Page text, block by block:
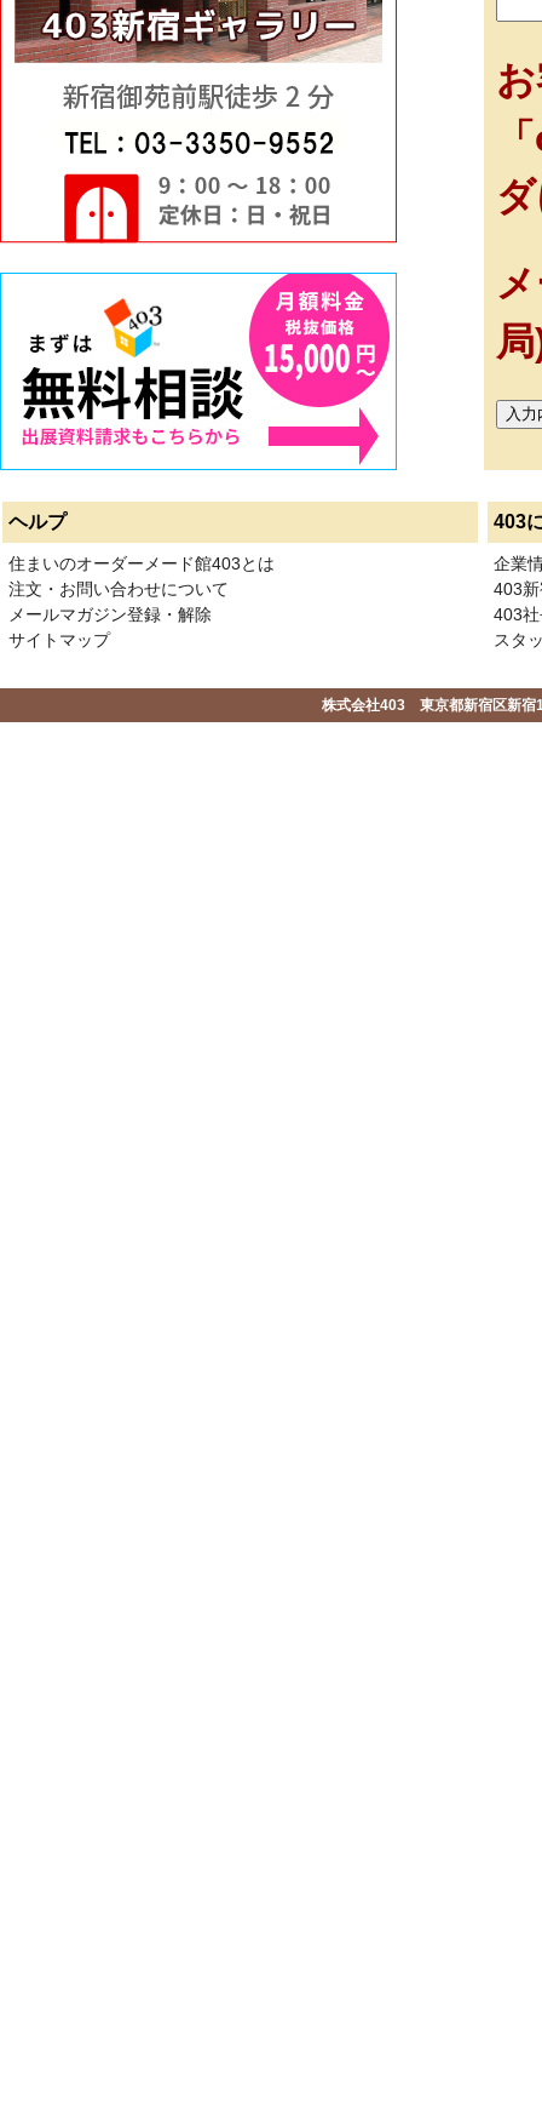
ヘルプ 403
住まいのオーダーメード館403とは
注文・お問い合わせについて
メールマガジン登録・解除
サイトマップ
企業
403
403
スタ
株式会社403 東京都新宿区新